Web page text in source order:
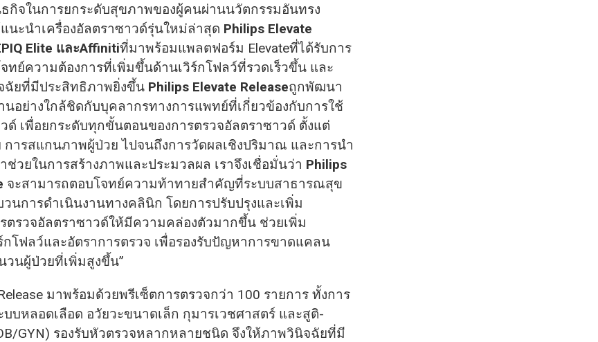
กิจในการยกระดับสุขภาพของผู้คนผ่านนวัตกรรมอันทรง
นะนำเครื่องอัลตราซาวด์รุ่นใหม่ล่าสุด Philips Elevate
Elite และAffinitiที่มาพร้อมแพลตฟอร์ม Elevateที่ได้รับการ
ทย์ความต้องการที่เพิ่มขึ้นด้านเวิร์กโฟลว์ที่รวดเร็วขึ้น และ
ฉัยที่มีประสิทธิภาพยิ่งขึ้น Philips Elevate Releaseถูกพัฒนา
นอย่างใกล้ชิดกับบุคลากรทางการแพทย์ที่เกี่ยวข้องกับการใช้
ด์ เพื่อยกระดับทุกขั้นตอนของการตรวจอัลตราซาวด์ ตั้งแต่
การสแกนภาพผู้ป่วย ไปจนถึงการวัดผลเชิงปริมาณ และการนำ
ช่วยในการสร้างภาพและประมวลผล เราจึงเชื่อมั่นว่า Philips
จะสามารถตอบโจทย์ความท้าทายสำคัญที่ระบบสาธารณสุข
นการดำเนินงานทางคลินิก โดยการปรับปรุงและเพิ่ม
ตรวจอัลตราซาวด์ให้มีความคล่องตัวมากขึ้น ช่วยเพิ่ม
กโฟลว์และอัตราการตรวจ เพื่อรองรับปัญหาการขาดแคลน
วนผู้ป่วยที่เพิ่มสูงขึ้น”
มาพร้อมด้วยพรีเซ็ตการตรวจกว่า 100 รายการ ทั้งการ
บบหลอดเลือด อวัยวะขนาดเล็ก กุมารเวชศาสตร์ และสูติ-
GYN) รองรับหัวตรวจหลากหลายชนิด จึงให้ภาพวินิจฉัยที่มี